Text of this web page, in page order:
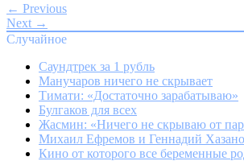
← Previous
Next →
Случайное
Саундтрек за 1 рубль
Манучаров ничего не скрывает
Тимати: «Достаточно зарабатываю»
Булгаков для всех
Жасмин: «Ничего не скрываю от
Михаил Ефремов и Геннадий
Кино от которого все беременные